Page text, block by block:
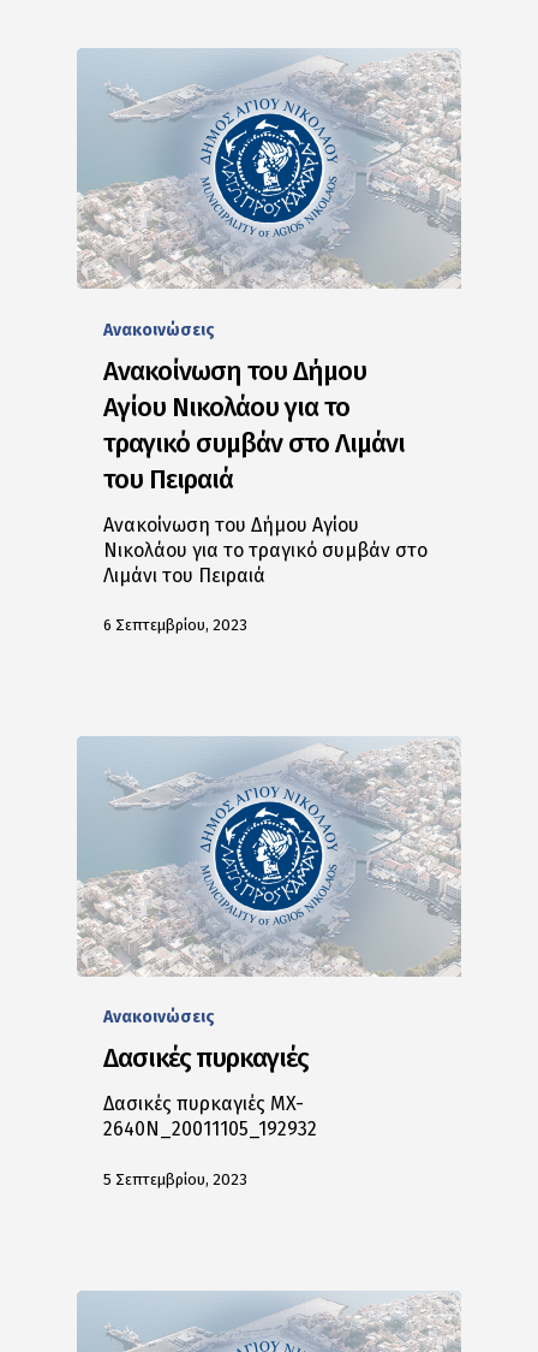
Ανακοινώσεις
Ανακοίνωση του Δήμου
Αγίου Νικολάου για το
τραγικό συμβάν στο Λιμάνι
του Πειραιά
Ανακοίνωση του Δήμου Αγίου
Νικολάου για το τραγικό συμβάν στο
Λιμάνι του Πειραιά
6 Σεπτεμβρίου, 2023
Ανακοινώσεις
Δασικές πυρκαγιές
Δασικές πυρκαγιές MX-
2640N_20011105_192932
5 Σεπτεμβρίου, 2023